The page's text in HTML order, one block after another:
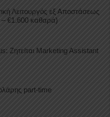
Λειτουργός εξ Αποστάσεως
– €1.600 καθαρά)
Ζητείται Marketing Assistant
part-time